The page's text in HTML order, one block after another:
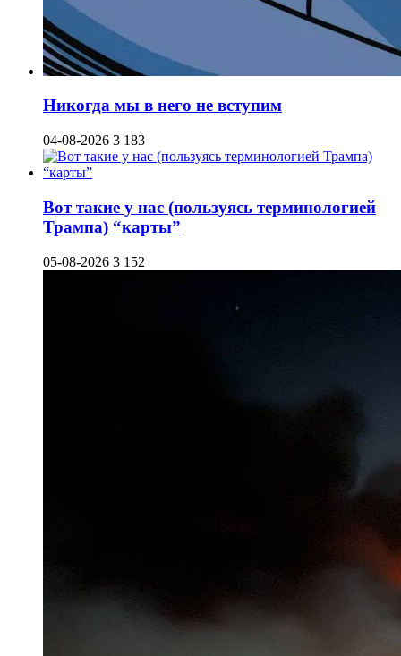
Никогда мы в него не вступим
04-08-2026 3 183
Вот такие у нас (пользуясь терминологией
Трампа) “карты”
05-08-2026 3 152